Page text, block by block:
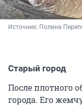
Источник: Полина
Старый город
После плотного
города. Его